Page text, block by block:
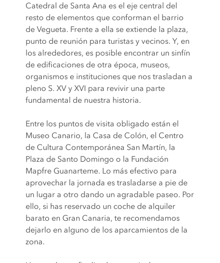
Catedral de Santa Ana es el eje central del
resto de elementos que conforman el barrio
de Vegueta. Frente a ella se extiende la plaza,
punto de reunión para turistas y vecinos. Y, en
los alrededores, es posible encontrar un sinfín
de edificaciones de otra época, museos,
organismos e instituciones que nos trasladan a
pleno S. XV y XVI para revivir una parte
fundamental de nuestra historia.
Entre los puntos de visita obligado están el
Museo Canario, la Casa de Colón, el Centro
de Cultura Contemporánea San Martín, la
Plaza de Santo Domingo o la Fundación
Mapfre Guanarteme. Lo más efectivo para
aprovechar la jornada es trasladarse a pie de
un lugar a otro dando un agradable paseo. Por
ello, si has reservado un coche de alquiler
barato en Gran Canaria, te recomendamos
dejarlo en alguno de los aparcamientos de la
zona.